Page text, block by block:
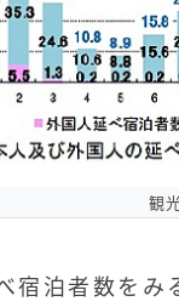
観
宿泊者数を